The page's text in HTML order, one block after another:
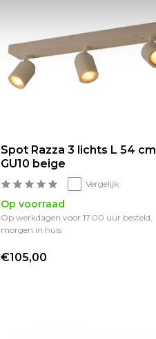
Spot Razza 3 lichts L 54 cm
GU10 beige
Vergelijk
Op voorraad
Op werkdagen voor 17.00 uur besteld,
morgen in huis
€105,00